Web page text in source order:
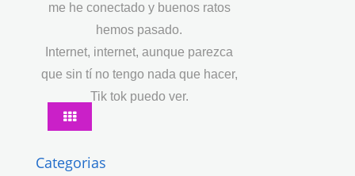
me he conectado y buenos ratos
hemos pasado.
Internet, internet, aunque parezca
que sin tí no tengo nada que hacer,
Tik tok puedo ver.
Categorias